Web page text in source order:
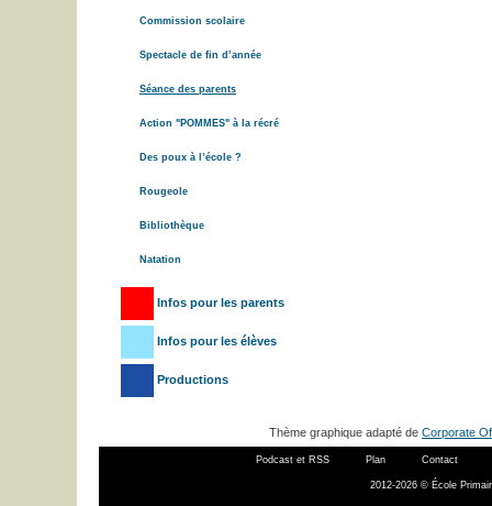
Commission scolaire
Spectacle de fin d’année
Séance des parents
Action "POMMES" à la récré
Des poux à l’école ?
Rougeole
Bibliothèque
Natation
Infos pour les parents
Infos pour les élèves
Productions
Thème graphique adapté de Corporate
Podcast et RSS Plan Contact
2012-2026 © École